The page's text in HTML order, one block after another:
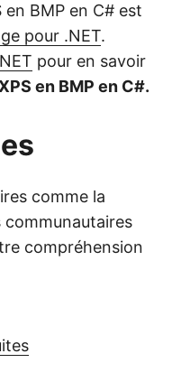
BMP en C# est
pour .NET.
pour en savoir
en BMP en C#.
comme la
compréhension